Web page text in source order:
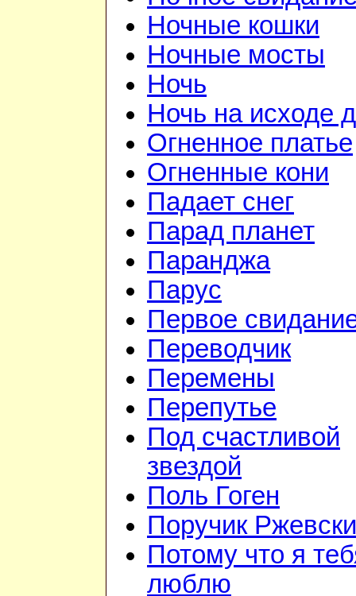
Ночные кошки
Ночные мосты
Ночь
Ночь на исходе
Огненное платье
Огненные кони
Падает снег
Парад планет
Паранджа
Парус
Первое
Переводчик
Перемены
Перепутье
Под счастливой
звездой
Поль Гоген
Поручик
Потому что я
люблю